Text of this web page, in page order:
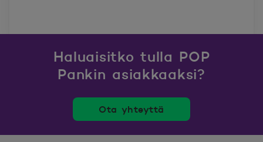
Haluaisitko tulla POP
Pankin asiakkaaksi?
Ota yhteyttä